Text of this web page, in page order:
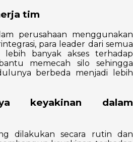
tim
perusahaan menggunakan
para leader dari semua
lebih banyak akses terhadap
memecah silo sehingga
berbeda menjadi lebih
keyakinan dalam
dilakukan secara rutin dan